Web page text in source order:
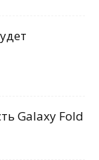
Galaxy Fold